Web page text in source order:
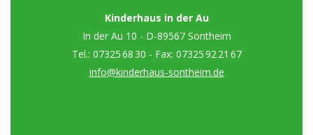
Kinderhaus in der Au
In der Au 10 - D-89567 Sontheim
Tel.: 07325 68 30 - Fax: 07325 92 21 67
info@kinderhaus-sontheim.de